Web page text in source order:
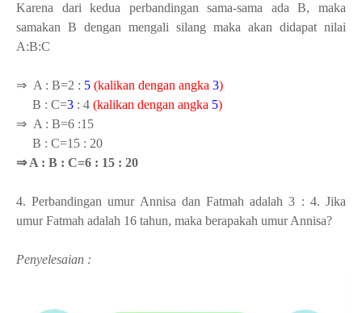
Karena dari kedua perbandingan sama-sama ada B, maka
samakan B dengan mengali silang maka akan didapat nilai
A:B:C
⇒ A : B=2 : 5 (kalikan dengan angka 3)
B : C=3 : 4 (kalikan dengan angka 5)
⇒ A : B=6 :15
B : C=15 : 20
⇒ A : B : C=6 : 15 : 20
4. Perbandingan umur Annisa dan Fatmah adalah 3 : 4. Jika
umur Fatmah adalah 16 tahun, maka berapakah umur Annisa?
Penyelesaian :